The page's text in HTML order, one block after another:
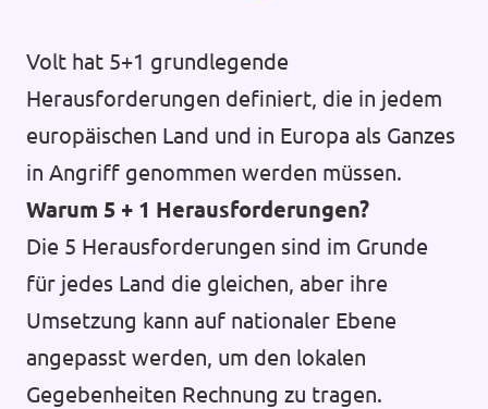
Volt hat 5+1 grundlegende
Herausforderungen definiert, die in jedem
europäischen Land und in Europa als Ganzes
in Angriff genommen werden müssen.
Warum 5 + 1 Herausforderungen?
Die 5 Herausforderungen sind im Grunde
für jedes Land die gleichen, aber ihre
Umsetzung kann auf nationaler Ebene
angepasst werden, um den lokalen
Gegebenheiten Rechnung zu tragen.